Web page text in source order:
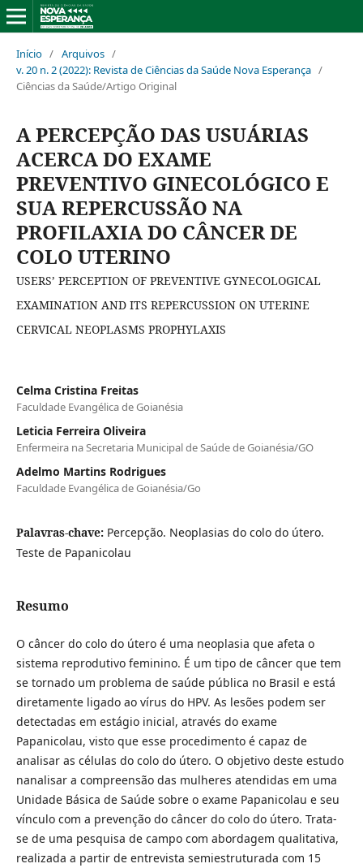
Início / Arquivos /
v. 20 n. 2 (2022): Revista de Ciências da Saúde Nova Esperança /
Ciências da Saúde/Artigo Original
A PERCEPÇÃO DAS USUÁRIAS
ACERCA DO EXAME
PREVENTIVO GINECOLÓGICO E
SUA REPERCUSSÃO NA
PROFILAXIA DO CÂNCER DE
COLO UTERINO
USERS’ PERCEPTION OF PREVENTIVE GYNECOLOGICAL
EXAMINATION AND ITS REPERCUSSION ON UTERINE
CERVICAL NEOPLASMS PROPHYLAXIS
Celma Cristina Freitas
Faculdade Evangélica de Goianésia
Leticia Ferreira Oliveira
Enfermeira na Secretaria Municipal de Saúde de Goianésia/GO
Adelmo Martins Rodrigues
Faculdade Evangélica de Goianésia/Go
Palavras-chave: Percepção. Neoplasias do colo do útero.
Teste de Papanicolau
Resumo
O câncer do colo do útero é uma neoplasia que afeta o
sistema reprodutivo feminino. É um tipo de câncer que tem
se tornado um problema de saúde pública no Brasil e está
diretamente ligado ao vírus do HPV. As lesões podem ser
detectadas em estágio inicial, através do exame
Papanicolau, visto que esse procedimento é capaz de
analisar as células do colo do útero. O objetivo deste estudo
nanalisar a compreensão das mulheres atendidas em uma
Unidade Básica de Saúde sobre o exame Papanicolau e seu
vínculo com a prevenção do câncer do colo do útero. Trata-
se de uma pesquisa de campo com abordagem qualitativa,
realizada a partir de entrevista semiestruturada com 15